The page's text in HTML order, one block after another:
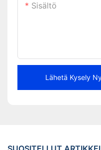
Sisältö
Lähetä Kysely